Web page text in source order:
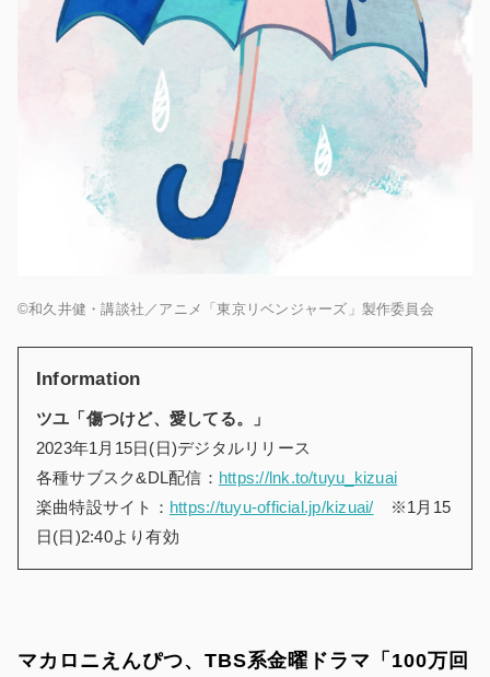
©和久井健・講談社／アニメ「東京リベンジャーズ」製作委員会
Information
ツユ「傷つけど、愛してる。」
2023年1月15日(日)デジタルリリース
各種サブスク&DL配信： https://lnk.to/tuyu_kizuai
楽曲特設サイト： https://tuyu-official.jp/kizuai/ ※1月15
日(日)2:40より有効
マカロニえんぴつ、TBS系金曜ドラマ「100万回